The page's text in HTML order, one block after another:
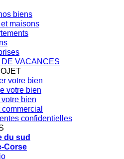
biens
maisons
DE VACANCES
votre bien
votre bien
votre bien
commercial
confidentielles
du sud
Corse